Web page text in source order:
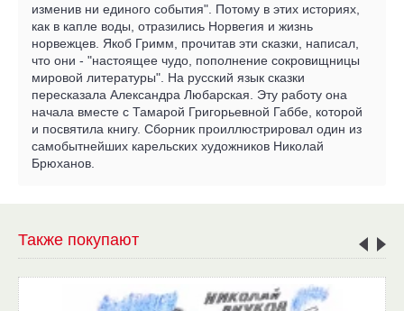
изменив ни единого события". Потому в этих историях,
как в капле воды, отразились Норвегия и жизнь
норвежцев. Якоб Гримм, прочитав эти сказки, написал,
что они - "настоящее чудо, пополнение сокровищницы
мировой литературы". На русский язык сказки
пересказала Александра Любарская. Эту работу она
начала вместе с Тамарой Григорьевной Габбе, которой
и посвятила книгу. Сборник проиллюстрировал один из
самобытнейших карельских художников Николай
Брюханов.
Также покупают